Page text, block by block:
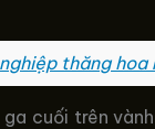
thăng
cuối trên